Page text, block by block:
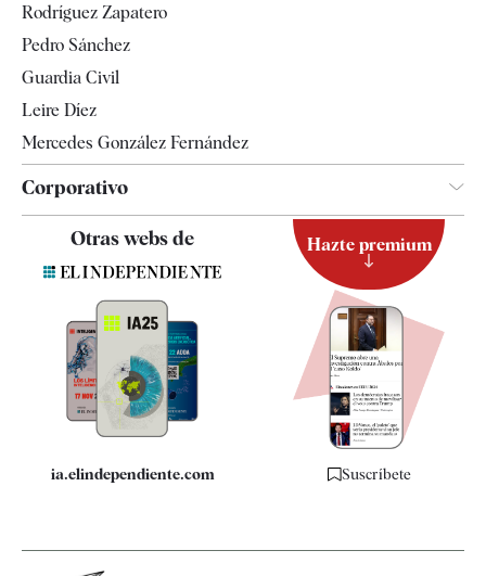
Televisión
Rodríguez Zapatero
Pedro Sánchez
Guardia Civil
Leire Díez
Mercedes González Fernández
Corporativo
Quiénes somos
Especificaciones
Otras webs de
ia.elindependiente.com
Hazte premium
Suscríbete